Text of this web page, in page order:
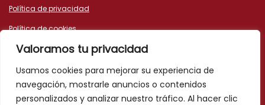
Valoramos tu privacidad
Usamos cookies para mejorar su experiencia de
navegación, mostrarle anuncios o contenidos
personalizados y analizar nuestro tráfico. Al hacer clic
Política de privacidad
Política de cookies
Declaración de accesibilidad